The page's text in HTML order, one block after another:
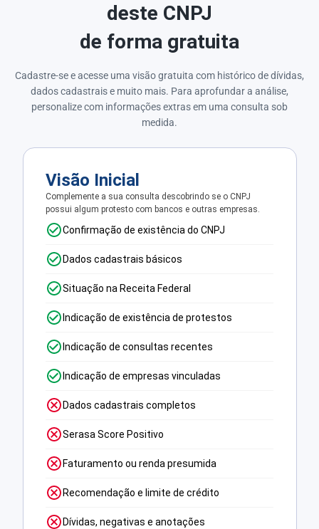
deste CNPJ
de forma gratuita
Cadastre-se e acesse uma visão gratuita com histórico de dívidas,
dados cadastrais e muito mais. Para aprofundar a análise,
personalize com informações extras em uma consulta sob
medida.
Visão Inicial
Complemente a sua consulta descobrindo se o CNPJ
possui algum protesto com bancos e outras empresas.
Confirmação de existência do CNPJ
Dados cadastrais básicos
Situação na Receita Federal
Indicação de existência de protestos
Indicação de consultas recentes
Indicação de empresas vinculadas
Dados cadastrais completos
Serasa Score Positivo
Faturamento ou renda presumida
Recomendação e limite de crédito
Dívidas, negativas e anotações